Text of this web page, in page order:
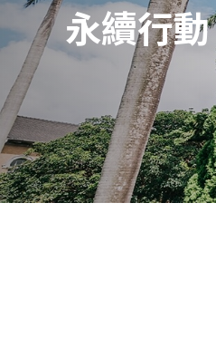
永續行動